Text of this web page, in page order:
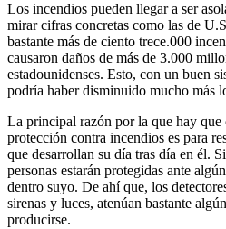
Los incendios pueden llegar a ser
mirar cifras concretas como las de
bastante más de ciento trece.000
causaron daños de más de 3.000
estadounidenses. Esto, con un buen
podría haber disminuido mucho más
La principal razón por la que hay que
protección contra incendios es para
que desarrollan su día tras día en él.
personas estarán protegidas ante
dentro suyo. De ahí que, los
sirenas y luces, atenúan bastante
producirse.